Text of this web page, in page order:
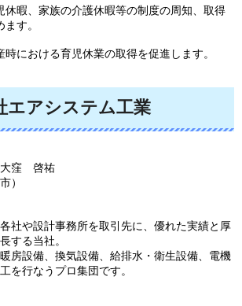
休暇、家族の介護休暇等の制度の周知、取得
す。
時における育児休業の取得を促進します。
エアシステム工業
窪
啓祐
）
社や設計事務所を取引先に、優れた実績と厚
する当社。
房設備、換気設備、給排水・衛生設備、電機
を行なうプロ集団です。